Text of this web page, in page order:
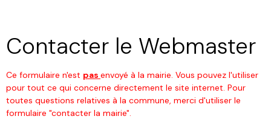
Contacter le Webmaster
Ce formulaire n'est pas envoyé à la mairie. Vous pouvez l'utiliser
pour tout ce qui concerne directement le site internet. Pour
toutes questions relatives à la commune, merci d'utiliser le
formulaire "contacter la mairie".